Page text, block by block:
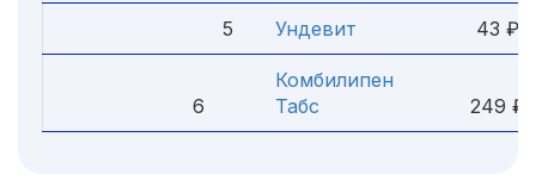
5 Ундевит 43 ₽
6
Комбилипен
Табс
249 ₽